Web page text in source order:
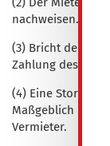
nachweisen.
(3) Bricht der
Zahlung des
(4) Eine
Maßgeblich ist
Vermieter.